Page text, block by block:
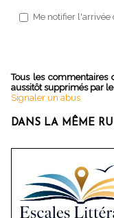
Me notifier
Tous les commentaires
aussitôt supprimés par
Signaler un abus
DANS LA MÊME